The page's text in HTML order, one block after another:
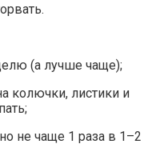
(а лучше чаще);
колючки, листики и
не чаще 1 раза в 1–2